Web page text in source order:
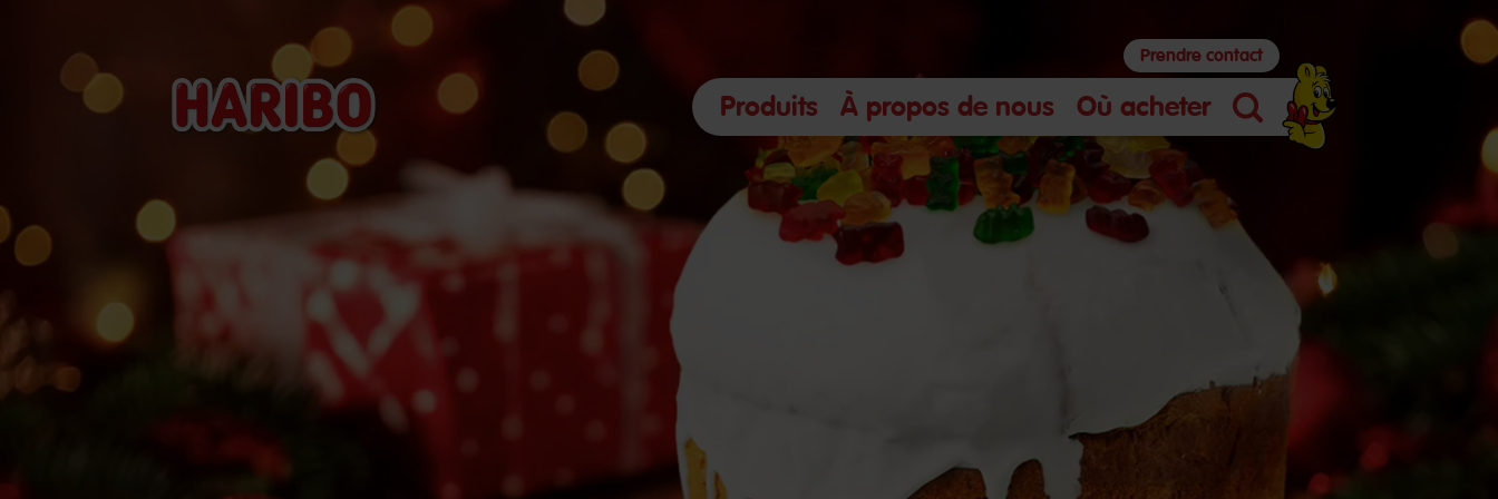
Produits À propos de nous Où acheter
Search
Prendre contact